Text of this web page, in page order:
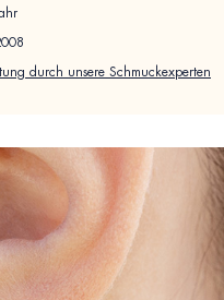
durch unsere Schmuckexperten